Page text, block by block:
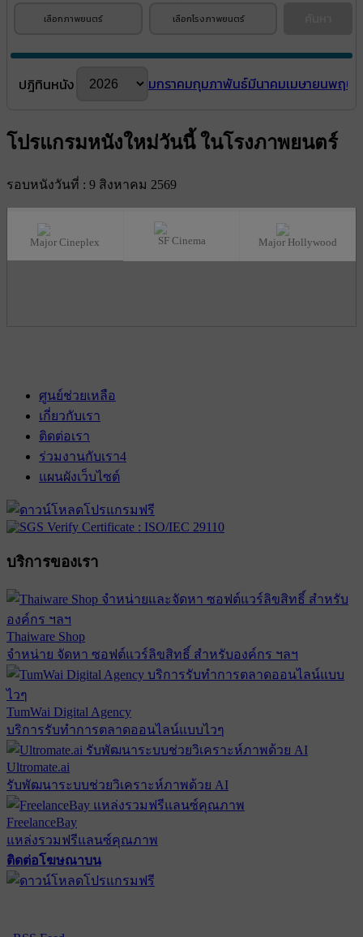
เลือกภาพยนตร์ เลือกโรงภาพยนตร์
ปฎิทินหนัง มกราคมกุมภาพันธ์มีนาคมเมษายนพฤษ
โปรแกรมหนังใหม่วันนี้ ในโรงภาพยนตร์
รอบหนังวันที่ : 9 สิงหาคม 2569
Major Cineplex SF Cinema Major Hollywood
ศูนย์ช่วยเหลือ
เกี่ยวกับเรา
ติดต่อเรา
ร่วมงานกับเรา4
แผนผังเว็บไซต์
บริการของเรา
Thaiware Shop
จำหน่าย จัดหา ซอฟต์แวร์ลิขสิทธิ์ สำหรับองค์กร ฯลฯ
TumWai Digital Agency
บริการรับทำการตลาดออนไลน์แบบไวๆ
Ultromate.ai
รับพัฒนาระบบช่วยวิเคราะห์ภาพด้วย AI
FreelanceBay
แหล่งรวมฟรีแลนซ์คุณภาพ
ติดต่อโฆษณาบน